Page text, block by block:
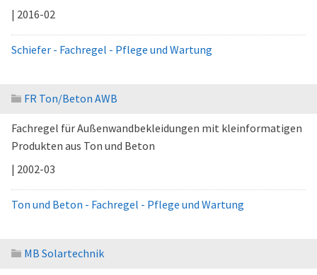
| 2016-02
Schiefer - Fachregel - Pflege und Wartung
FR Ton/Beton AWB
Fachregel für Außenwandbekleidungen mit kleinformatigen
Produkten aus Ton und Beton
| 2002-03
Ton und Beton - Fachregel - Pflege und Wartung
MB Solartechnik